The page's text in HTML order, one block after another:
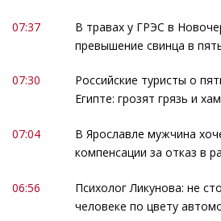
07:37
В травах у ГРЭС в
превышение свинца в
07:30
Российские туристы о
Египте: грозят грязь и
07:04
В Ярославле мужчина
компенсации за отказ в
06:56
Психолог Ликунова: не
человеке по цвету